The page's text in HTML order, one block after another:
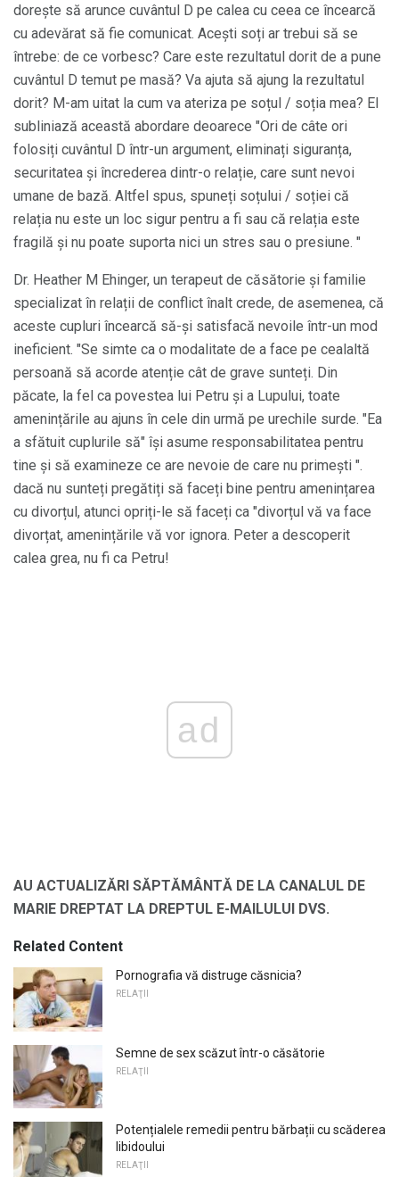
dorește să arunce cuvântul D pe calea cu ceea ce încearcă
cu adevărat să fie comunicat. Acești soți ar trebui să se
întrebe: de ce vorbesc? Care este rezultatul dorit de a pune
cuvântul D temut pe masă? Va ajuta să ajung la rezultatul
dorit? M-am uitat la cum va ateriza pe soțul / soția mea? El
subliniază această abordare deoarece "Ori de câte ori
folosiți cuvântul D într-un argument, eliminați siguranța,
securitatea și încrederea dintr-o relație, care sunt nevoi
umane de bază. Altfel spus, spuneți soțului / soției că
relația nu este un loc sigur pentru a fi sau că relația este
fragilă și nu poate suporta nici un stres sau o presiune. "
Dr. Heather M Ehinger, un terapeut de căsătorie și familie
specializat în relații de conflict înalt crede, de asemenea, că
aceste cupluri încearcă să-și satisfacă nevoile într-un mod
ineficient. "Se simte ca o modalitate de a face pe cealaltă
persoană să acorde atenție cât de grave sunteți. Din
păcate, la fel ca povestea lui Petru și a Lupului, toate
amenințările au ajuns în cele din urmă pe urechile surde. "Ea
a sfătuit cuplurile să" își asume responsabilitatea pentru
tine și să examineze ce are nevoie de care nu primești ".
dacă nu sunteți pregătiți să faceți bine pentru amenințarea
cu divorțul, atunci opriți-le să faceți ca "divorțul vă va face
divorțat, amenințările vă vor ignora. Peter a descoperit
calea grea, nu fi ca Petru!
ad
AU ACTUALIZĂRI SĂPTĂMÂNTĂ DE LA CANALUL DE
MARIE DREPTAT LA DREPTUL E-MAILULUI DVS.
Related Content
Pornografia vă distruge căsnicia?
RELAŢII
Semne de sex scăzut într-o căsătorie
RELAŢII
Potențialele remedii pentru bărbații cu scăderea
libidoului
RELAŢII